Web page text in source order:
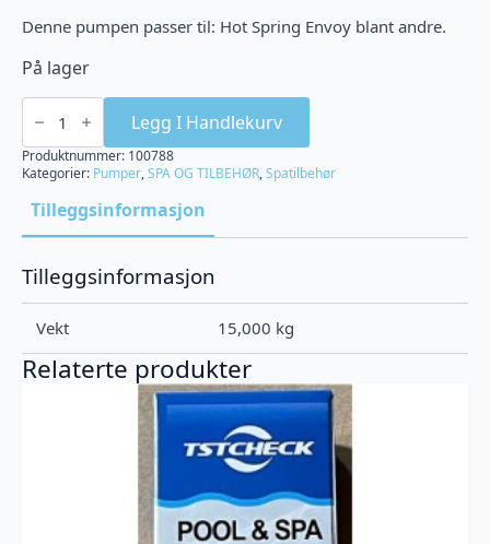
Denne pumpen passer til: Hot Spring Envoy blant andre.
På lager
Laing
E10
sirkulasjonspumpe
antall
Legg I Handlekurv
Produktnummer: 100788
Kategorier: Pumper,SPA OG TILBEHØR,Spatilbehør
Tilleggsinformasjon
Tilleggsinformasjon
Vekt 15,000 kg
Relaterte produkter